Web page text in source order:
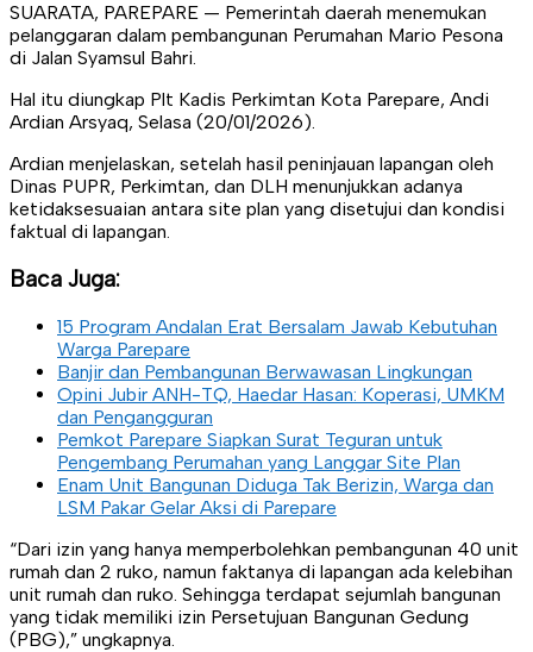
SUARATA, PAREPARE — Pemerintah daerah menemukan
pelanggaran dalam pembangunan Perumahan Mario Pesona
di Jalan Syamsul Bahri.
Hal itu diungkap Plt Kadis Perkimtan Kota Parepare, Andi
Ardian Arsyaq, Selasa (20/01/2026).
Ardian menjelaskan, setelah hasil peninjauan lapangan oleh
Dinas PUPR, Perkimtan, dan DLH menunjukkan adanya
ketidaksesuaian antara site plan yang disetujui dan kondisi
faktual di lapangan.
Baca Juga:
15 Program Andalan Erat Bersalam Jawab Kebutuhan
Warga Parepare
Banjir dan Pembangunan Berwawasan Lingkungan
Opini Jubir ANH-TQ, Haedar Hasan: Koperasi, UMKM
dan Pengangguran
Pemkot Parepare Siapkan Surat Teguran untuk
Pengembang Perumahan yang Langgar Site Plan
Enam Unit Bangunan Diduga Tak Berizin, Warga dan
LSM Pakar Gelar Aksi di Parepare
“Dari izin yang hanya memperbolehkan pembangunan 40 unit
rumah dan 2 ruko, namun faktanya di lapangan ada kelebihan
unit rumah dan ruko. Sehingga terdapat sejumlah bangunan
yang tidak memiliki izin Persetujuan Bangunan Gedung
(PBG),” ungkapnya.